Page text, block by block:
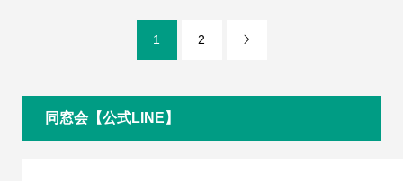
1 2 
同窓会【公式LINE】